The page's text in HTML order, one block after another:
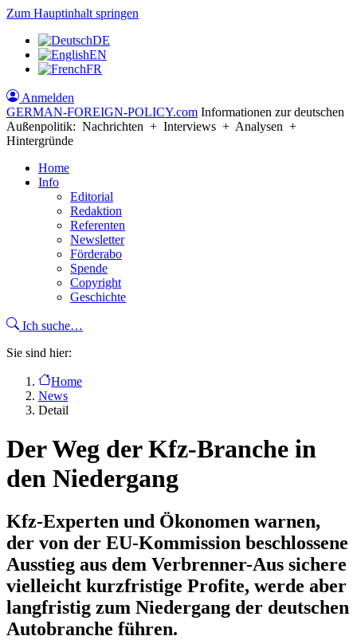
Zum Hauptinhalt springen
DE
EN
FR
Anmelden
GERMAN-FOREIGN-POLICY.com Informationen zur deutschen
Außenpolitik: Nachrichten + Interviews + Analysen +
Hintergründe
Home
Info
Editorial
Redaktion
Referenten
Newsletter
Förderabo
Spende
Copyright
Geschichte
Ich suche…
Sie sind hier:
Home
News
Detail
Der Weg der Kfz-Branche in
den Niedergang
Kfz-Experten und Ökonomen warnen,
der von der EU-Kommission beschlossene
Ausstieg aus dem Verbrenner-Aus sichere
vielleicht kurzfristige Profite, werde aber
langfristig zum Niedergang der deutschen
Autobranche führen.